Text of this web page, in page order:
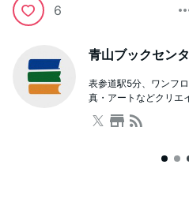
6
青山ブックセン
表参道駅5分、ワンフ
真・アートなどクリエ
のスクールも併設して